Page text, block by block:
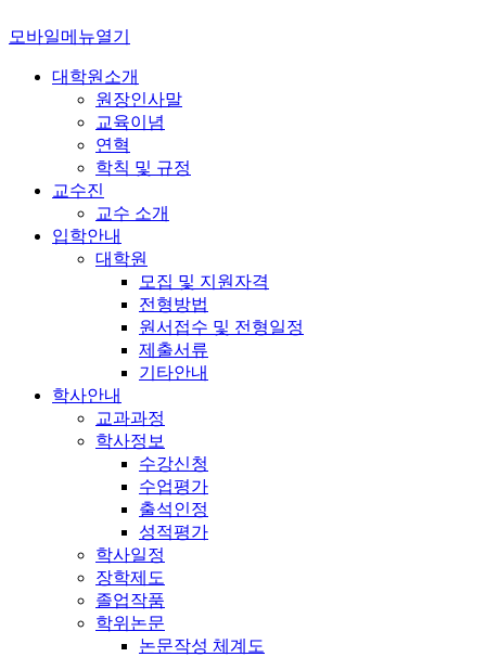
모바일메뉴열기
대학원소개
원장인사말
교육이념
연혁
학칙 및 규정
교수진
교수 소개
입학안내
대학원
모집 및 지원자격
전형방법
원서접수 및 전형일정
제출서류
기타안내
학사안내
교과과정
학사정보
수강신청
수업평가
출석인정
성적평가
학사일정
장학제도
졸업작품
학위논문
논문작성 체계도